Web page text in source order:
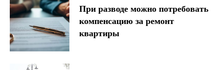
При разводе можно потребовать
компенсацию за ремонт
квартиры